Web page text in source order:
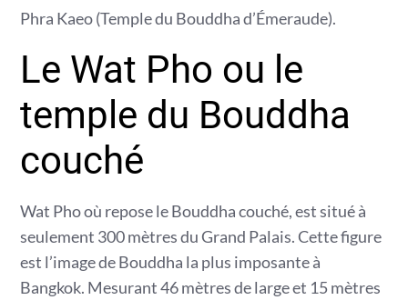
Phra Kaeo (Temple du Bouddha d’Émeraude).
Le Wat Pho ou le
temple du Bouddha
couché
Wat Pho où repose le Bouddha couché, est situé à
seulement 300 mètres du Grand Palais. Cette figure
est l’image de Bouddha la plus imposante à
Bangkok. Mesurant 46 mètres de large et 15 mètres